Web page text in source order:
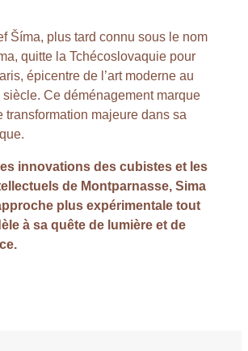
Šíma, plus tard connu sous le nom
quitte la Tchécoslovaquie pour
épicentre de l’art moderne au
Ce déménagement marque
transformation majeure dans sa
innovations des cubistes et les
de Montparnasse, Sima
plus expérimentale tout
à sa quête de lumière et de